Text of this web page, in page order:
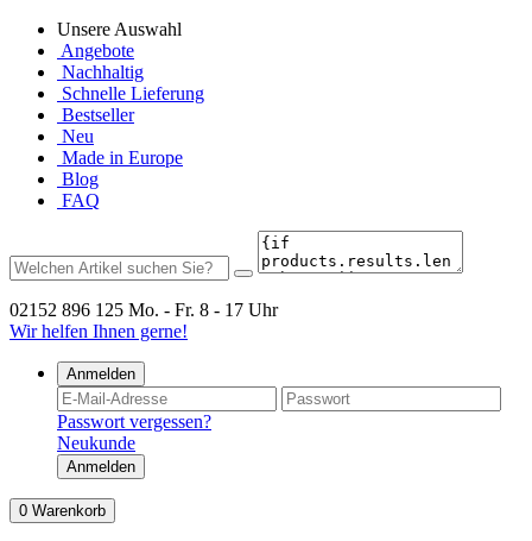
Unsere Auswahl
Angebote
Nachhaltig
Schnelle Lieferung
Bestseller
Neu
Made in Europe
Blog
FAQ
02152 896 125 Mo. - Fr. 8 - 17 Uhr
Wir helfen Ihnen gerne!
Anmelden
Passwort vergessen?
Neukunde
Anmelden
0 Warenkorb